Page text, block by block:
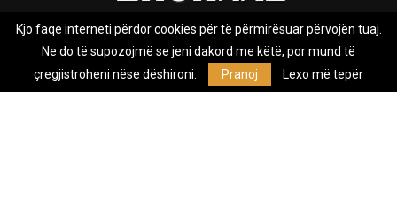
Rreth nesh Impresumi Marketing
Privacy Policy
Zhurnal.mk është Agjenci e Lajmeve e pavarur, e themeluar në vitin
Kjo faqe interneti përdor cookies për të përmirësuar përvojën tuaj.
Ne do të supozojmë se jeni dakord me këtë, por mund të
çregjistroheni nëse dëshironi.
Pranoj Lexo më tepër